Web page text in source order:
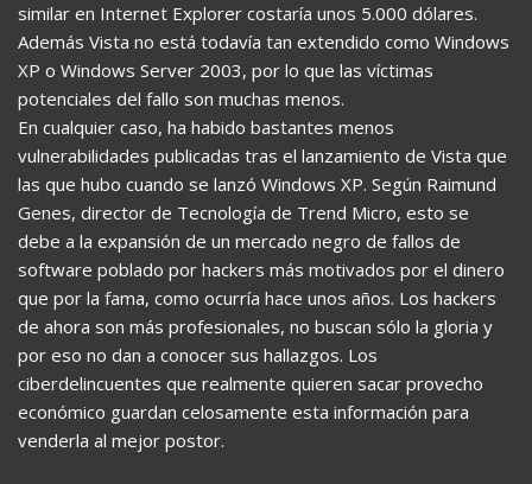
similar en Internet Explorer costaría unos 5.000 dólares.
Además Vista no está todavía tan extendido como Windows
XP o Windows Server 2003, por lo que las víctimas
potenciales del fallo son muchas menos.
En cualquier caso, ha habido bastantes menos
vulnerabilidades publicadas tras el lanzamiento de Vista que
las que hubo cuando se lanzó Windows XP. Según Raimund
Genes, director de Tecnología de Trend Micro, esto se
debe a la expansión de un mercado negro de fallos de
software poblado por hackers más motivados por el dinero
que por la fama, como ocurría hace unos años. Los hackers
de ahora son más profesionales, no buscan sólo la gloria y
por eso no dan a conocer sus hallazgos. Los
ciberdelincuentes que realmente quieren sacar provecho
económico guardan celosamente esta información para
venderla al mejor postor.